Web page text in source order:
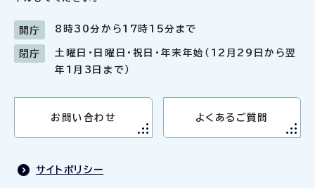
開庁 8時30分から17時15分まで
閉庁
土曜日・日曜日・祝日・年末年始（12月29日から翌
年1月3日まで）
お問い合わせ よくあるご質問
サイトポリシー